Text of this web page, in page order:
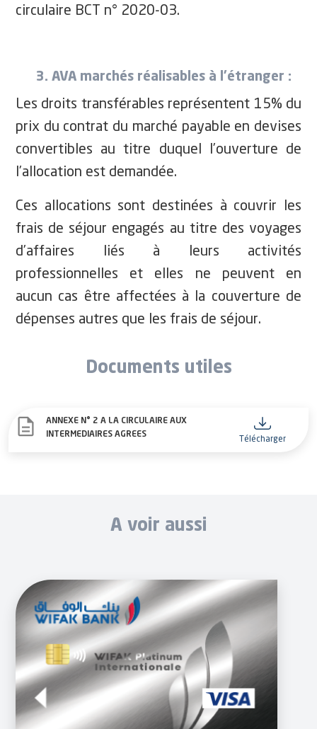
circulaire BCT n° 2020-03.
3. AVA marchés réalisables à l’étranger :
Les droits transférables représentent 15% du
prix du contrat du marché payable en devises
convertibles au titre duquel l’ouverture de
l’allocation est demandée.
Ces allocations sont destinées à couvrir les
frais de séjour engagés au titre des voyages
d’affaires liés à leurs activités
professionnelles et elles ne peuvent en
aucun cas être affectées à la couverture de
dépenses autres que les frais de séjour.
Documents utiles
ANNEXE N° 2 A LA CIRCULAIRE AUX
INTERMEDIAIRES AGREES
Télécharger
A voir aussi